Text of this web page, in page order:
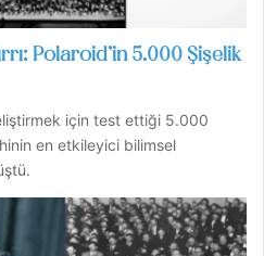
Polaroid’in 5.000 Şişelik
için test ettiği 5.000
en etkileyici bilimsel